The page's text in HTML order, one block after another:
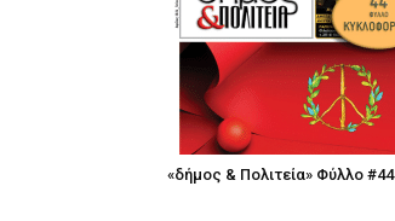
«δήμος & Πολιτεία» Φύλλο #44